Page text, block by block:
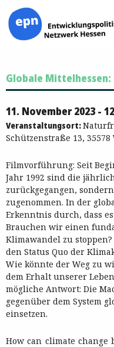
Inhalt
springen
Globale Mittelhessen:
11. November 2023 -
Veranstaltungsort:
Schützenstraße 13, 35578
Filmvorführung: Seit
Jahr 1992 sind die
zurückgegangen,
zugenommen. In der
Erkenntnis durch, dass
Brauchen wir einen
Klimawandel zu stoppen?
den Status Quo der
Wie könnte der Weg zu
dem Erhalt unserer
mögliche Antwort: Die
gegenüber dem System
einsetzen.
How can climate change